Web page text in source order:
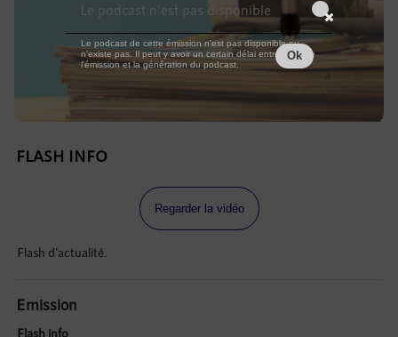
FLASH INFO
Regarder la vidéo
Flash d'actualité.
Emission
Flash info
Le podcast n'est pas disponible
Le podcast de cette émission n'est pas disponible ou
n'existe pas. Il peut y avoir un certain délai entre la fin de
l'émission et la génération du podcast.
Ok